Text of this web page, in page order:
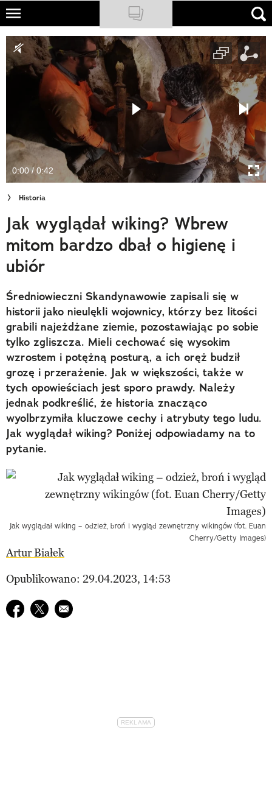
Skip
main
content
NATIONAL GEOGRAPHIC
TRAVELER
PODCASTY
Newsletter
Cuda Polski
Wielki Konkurs Fotograficzny
Trendbook Podróżniczy
Polecane
0:00 / 0:42
Historia
Jak wyglądał wiking? Wbrew
mitom bardzo dbał o higienę i
ubiór
Średniowieczni Skandynawowie zapisali się w
historii jako nieulękli wojownicy, którzy bez litości
grabili najeżdżane ziemie, pozostawiając po sobie
tylko zgliszcza. Mieli cechować się wysokim
wzrostem i potężną posturą, a ich oręż budził
grozę i przerażenie. Jak w większości, także w
tych opowieściach jest sporo prawdy. Należy
jednak podkreślić, że historia znacząco
wyolbrzymiła kluczowe cechy i atrybuty tego ludu.
Jak wyglądał wiking? Poniżej odpowiadamy na to
pytanie.
Jak wyglądał wiking – odzież, broń i wygląd zewnętrzny wikingów (fot. Euan
Cherry/Getty Images)
Artur Białek
Opublikowano: 29.04.2023, 14:53
Udostępnij na facebook
Udostępnij na twitter
E-mail do przyjaciela